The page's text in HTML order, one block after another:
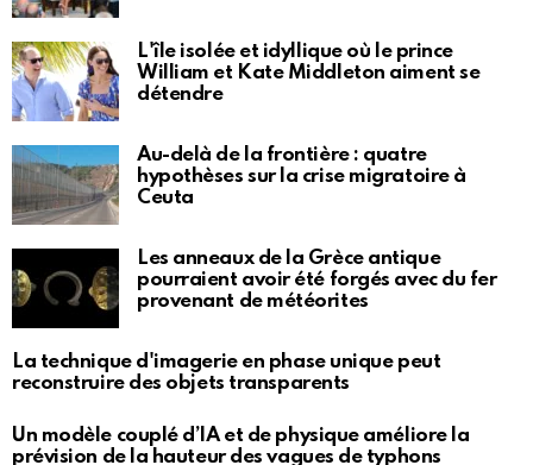
L'île isolée et idyllique où le prince
William et Kate Middleton aiment se
détendre
Au-delà de la frontière : quatre
hypothèses sur la crise migratoire à
Ceuta
Les anneaux de la Grèce antique
pourraient avoir été forgés avec du fer
provenant de météorites
La technique d'imagerie en phase unique peut
reconstruire des objets transparents
Un modèle couplé d’IA et de physique améliore la
prévision de la hauteur des vagues de typhons